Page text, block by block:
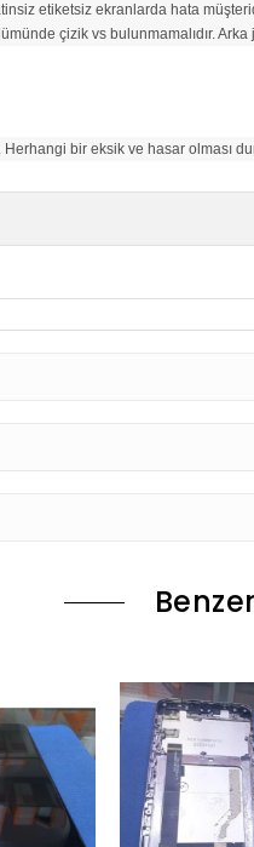
etiketsiz ekranlarda hata
çizik vs bulunmamalıdır. Arka
bir eksik ve hasar